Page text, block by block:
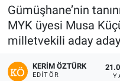
Gümüşhane’nin
MYK üyesi Musa
milletvekili aday
KERIM ÖZTÜRK
EDITÖR
Tüm Manşetler
Son Dakika
Haber Arşivi